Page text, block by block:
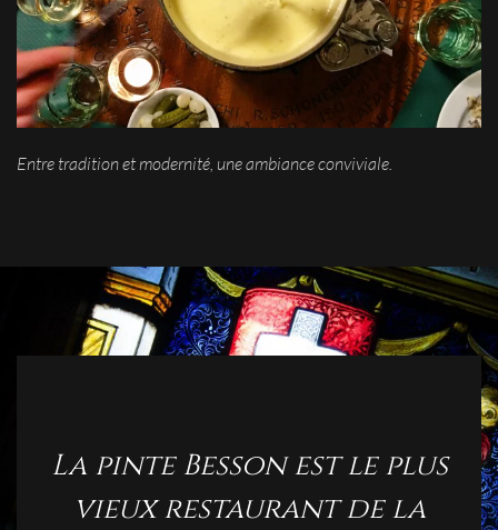
Entre tradition et modernité, une ambiance conviviale.
La pinte Besson est le plus
vieux restaurant de la